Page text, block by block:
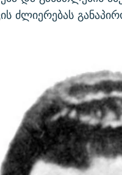
ძლიერებას